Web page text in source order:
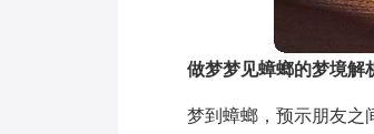
做梦梦见蟑螂的梦境解
梦到蟑螂，预示朋友之